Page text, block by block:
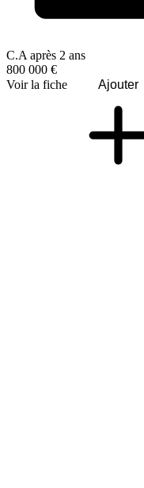
C.A après 2 ans
800 000 €
Voir la fiche
Ajouter